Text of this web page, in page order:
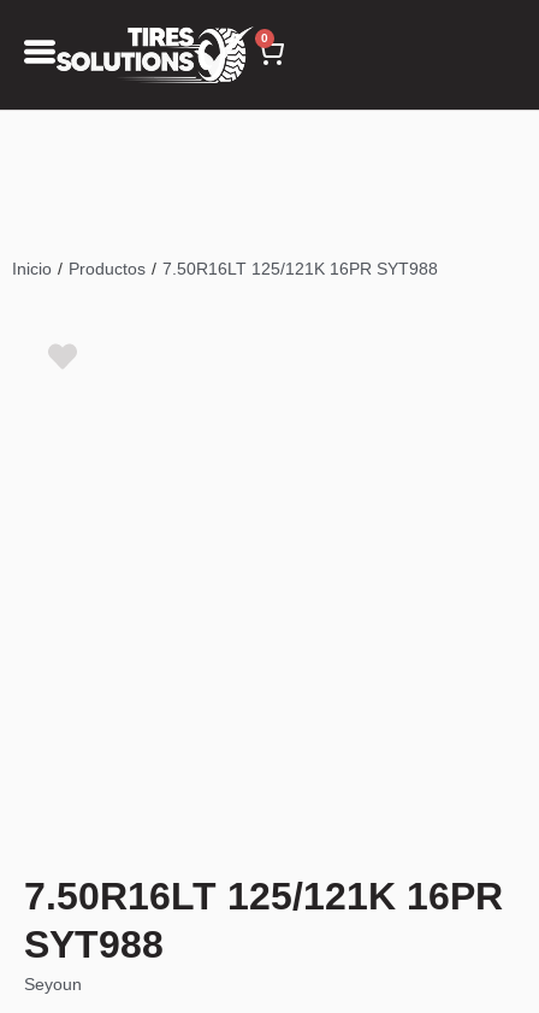
0
Inicio / Productos / 7.50R16LT 125/121K 16PR SYT988
7.50R16LT 125/121K 16PR
SYT988
Seyoun